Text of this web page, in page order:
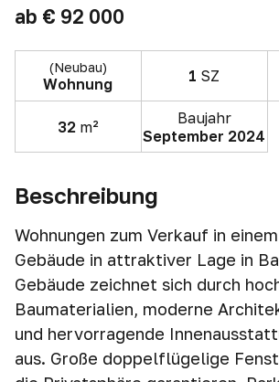
ab € 92 000
(Neubau)
Wohnung 1 SZ
32 m²
Baujahr
September 2024
Beschreibung
Wohnungen zum Verkauf in
Gebäude in attraktiver Lage in
Gebäude zeichnet sich durch
Baumaterialien, moderne
und hervorragende
aus. Große doppelflügelige